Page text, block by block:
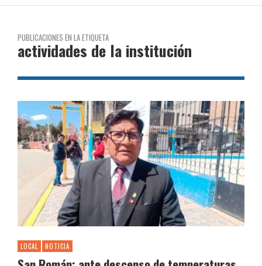
PUBLICACIONES EN LA ETIQUETA
actividades de la institución
LOCAL NOTICIA